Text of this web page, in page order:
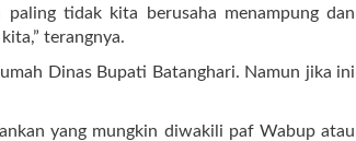
tidak kita berusaha menampung dan
terangnya.
Dinas Bupati Batanghari. Namun jika ini
yang mungkin diwakili paf Wabup atau